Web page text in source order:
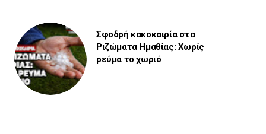
Σφοδρή κακοκαιρία στα
Ριζώματα Ημαθίας: Χωρίς
ρεύμα το χωριό